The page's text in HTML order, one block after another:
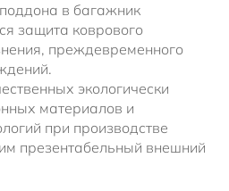
в багажник
защита коврового
преждевременного
экологически
материалов и
при производстве
презентабельный внешний